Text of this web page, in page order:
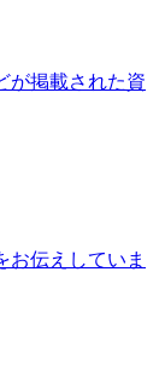
が掲載された資
お伝えしていま